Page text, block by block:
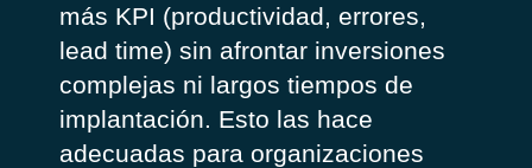
más KPI (productividad, errores,
lead time) sin afrontar inversiones
complejas ni largos tiempos de
implantación. Esto las hace
adecuadas para organizaciones